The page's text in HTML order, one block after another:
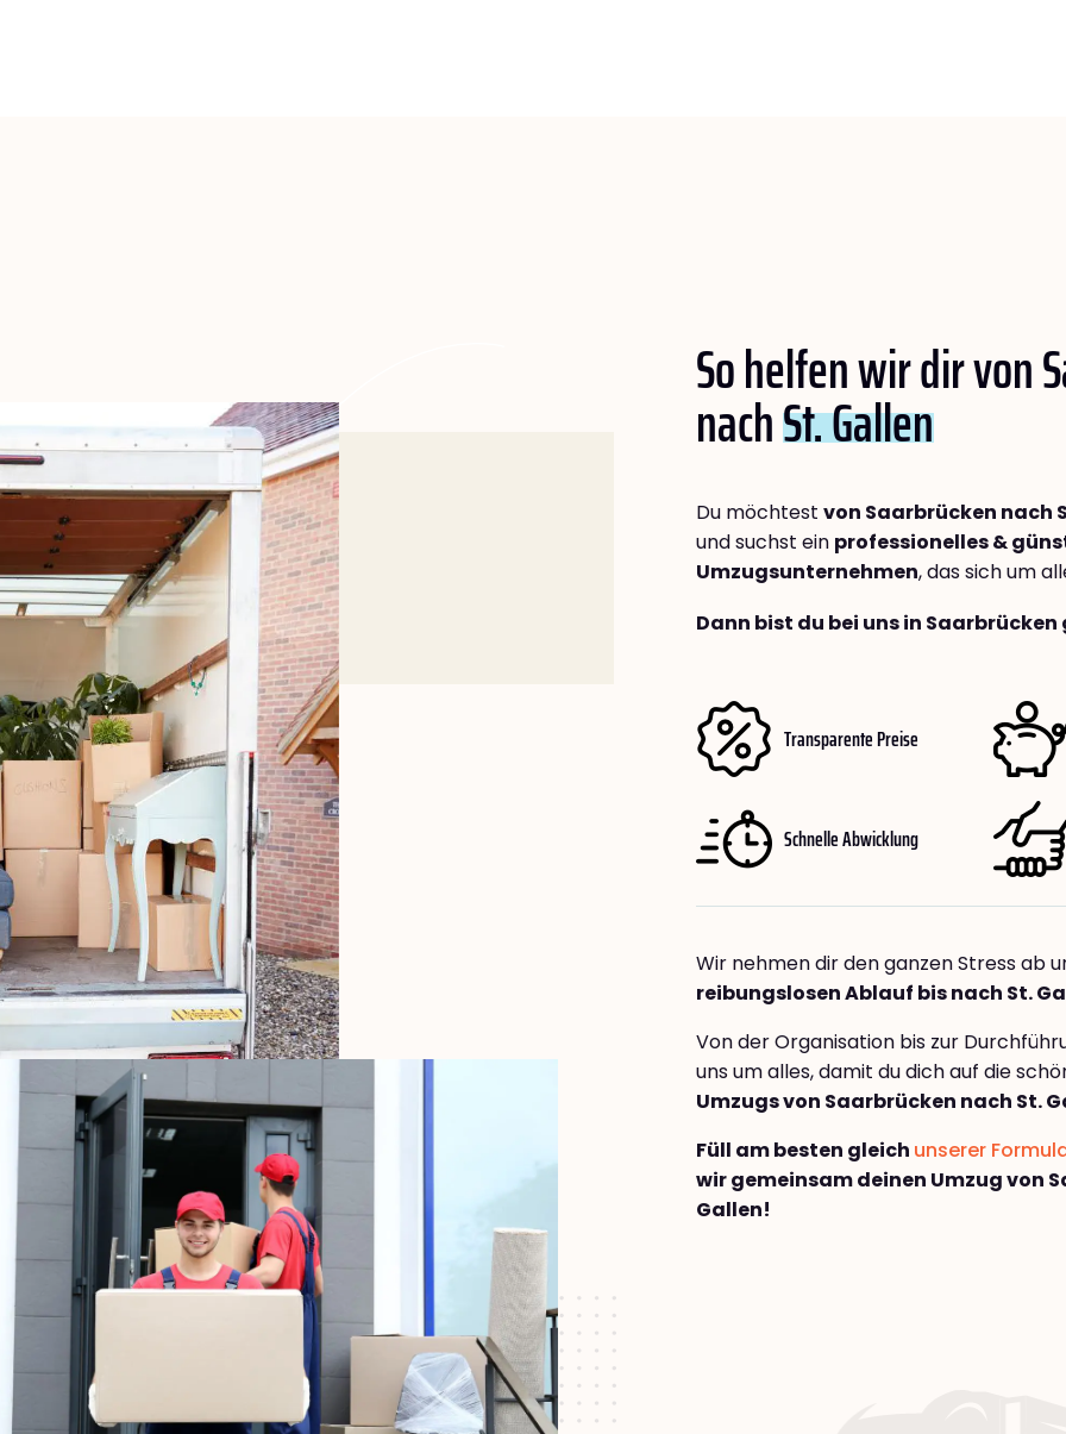
So helfen wir dir von
nachSt. Gallen
Du möchtest von Saarbrücken nach
und suchst ein professionelles &
Umzugsunternehmen, das sich um
Dann bist du bei uns in
Transparente Preise
Schnelle Abwicklung
Wir nehmen dir den ganzen Stress ab
reibungslosen Ablauf bis nach St.
Von der Organisation bis zur
uns um alles, damit du dich auf die
Umzugs von Saarbrücken nach St.
Füll am besten gleich unserer
wir gemeinsam deinen Umzug von
Gallen!